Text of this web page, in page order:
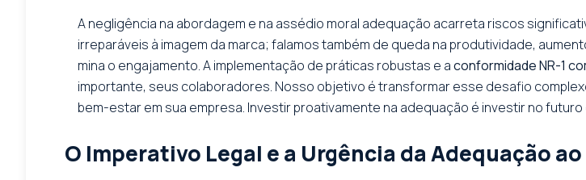
A negligência na abordagem e na assédio moral adequação acarreta riscos
irreparáveis à imagem da marca; falamos também de queda na produtividade,
mina o engajamento. A implementação de práticas robustas e aconformidade NR-1
importante, seus colaboradores. Nosso objetivo é transformar esse desafio
bem-estar em sua empresa. Investir proativamente na adequação é investir no
O Imperativo Legal e a Urgência da Adequação